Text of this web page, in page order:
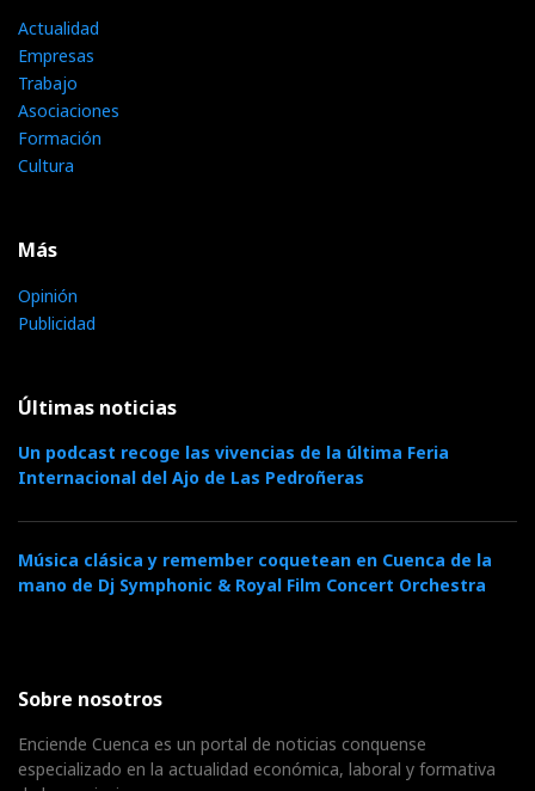
Actualidad
Empresas
Trabajo
Asociaciones
Formación
Cultura
Más
Opinión
Publicidad
Últimas noticias
Un podcast recoge las vivencias de la última Feria
Internacional del Ajo de Las Pedroñeras
Música clásica y remember coquetean en Cuenca de la
mano de Dj Symphonic & Royal Film Concert Orchestra
Sobre nosotros
Enciende Cuenca es un portal de noticias conquense
especializado en la actualidad económica, laboral y formativa